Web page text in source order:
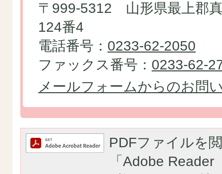
〒999-5312 山形県最上郡
124番4
電話番号： 0233-62-2050
ファックス番号： 0233-62-
メールフォームからのお問
PDFファイルを
「Adobe Reader